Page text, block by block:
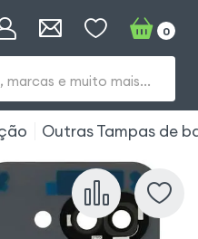
marcas e muito mais...
0
Outras Tampas de